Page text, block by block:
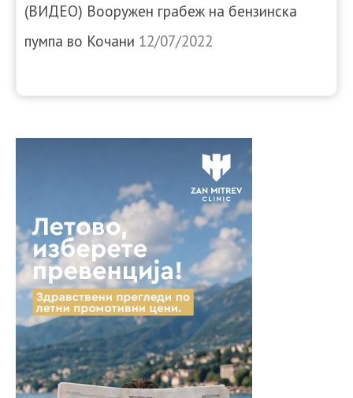
(ВИДЕО) Вооружен грабеж на бензинска
пумпа во Кочани 12/07/2022